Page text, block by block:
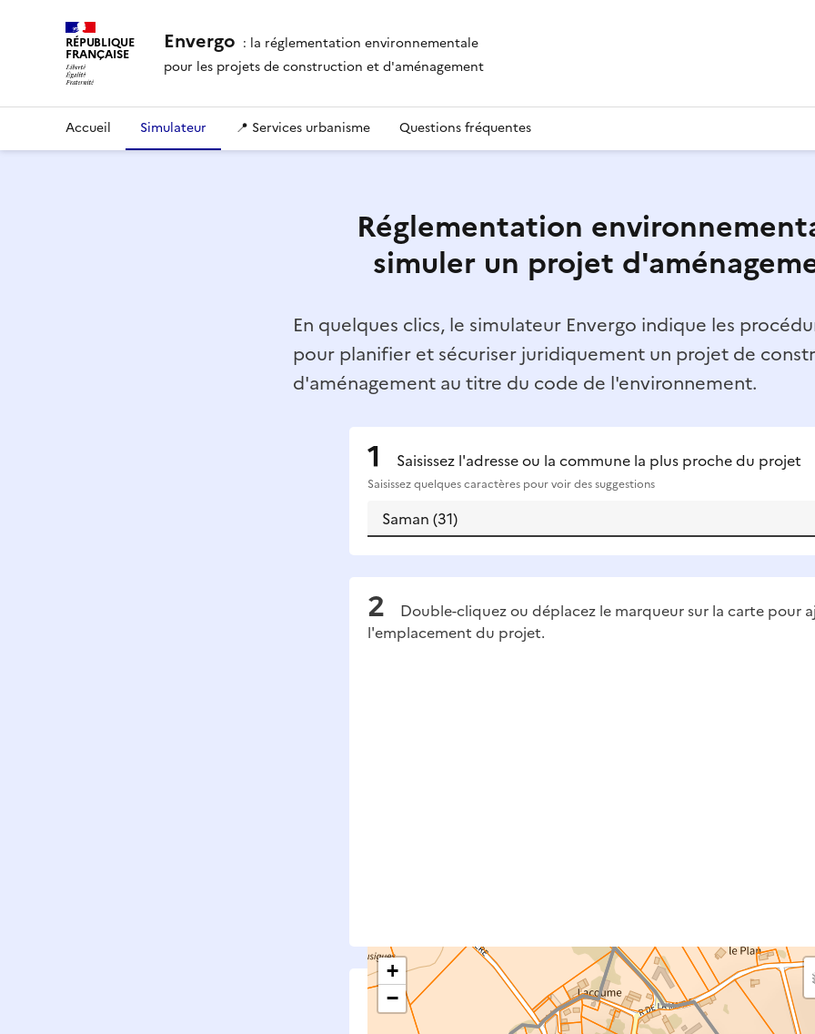
RÉPUBLIQUE
FRANÇAISE Envergo : la réglementation environnementale
pour les projets de construction et d'aménagement
Accueil Simulateur 📍 Services urbanisme Questions fréquentes
Réglementation
simuler un projet
En quelques clics, le simulateur Envergo indique les
pour planifier et sécuriser juridiquement un projet de
d'aménagement au titre du code de l'environnement.
Saisissez l'adresse ou la commune la plus proche du projet
Saisissez quelques caractères pour voir des suggestions
Double-cliquez ou déplacez le marqueur sur la carte pour
l'emplacement du projet.
+
−Saisissez les surfaces aménagées par le projet